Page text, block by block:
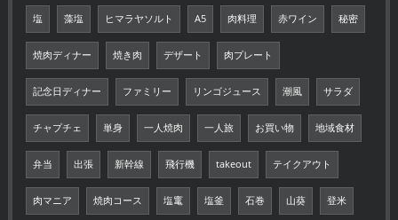
塩 藻塩 ヒマラヤソルト A5 肉料理 赤ワイン 秘密
焼肉ディナー 焼き肉 デザート 肉プレート
記念日ディナー ファミリー リンゴジュース 潮風 サラダ
チャプチェ 単身 一人焼肉 一人旅 お買い物 地域食材
弁当 出張 新幹線 飛行機 takeout テイクアウト
肉マニア 焼肉コース 塩竃 塩釜 石巻 山葵 登米